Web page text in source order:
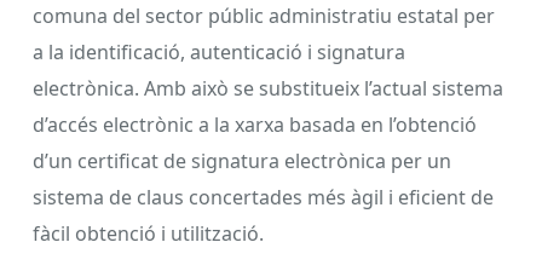
comuna del sector públic administratiu estatal per
a la identificació, autenticació i signatura
electrònica. Amb això se substitueix l’actual sistema
d’accés electrònic a la xarxa basada en l’obtenció
d’un certificat de signatura electrònica per un
sistema de claus concertades més àgil i eficient de
fàcil obtenció i utilització.